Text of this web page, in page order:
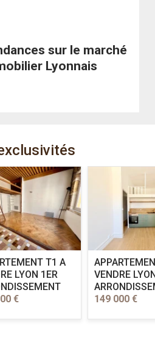
sur le marché
Lyonnais
T1 A
LYON 1ER
€
VENDRE
149 000 €